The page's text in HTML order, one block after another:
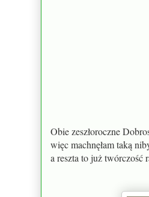
Obie zeszłoroczne
więc machnęłam taką
a reszta to już twórczość